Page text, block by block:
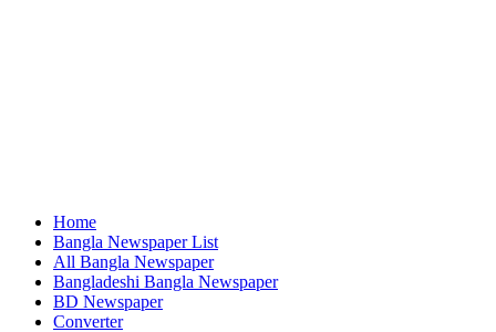
Home
Bangla Newspaper List
All Bangla Newspaper
Bangladeshi Bangla Newspaper
BD Newspaper
Converter